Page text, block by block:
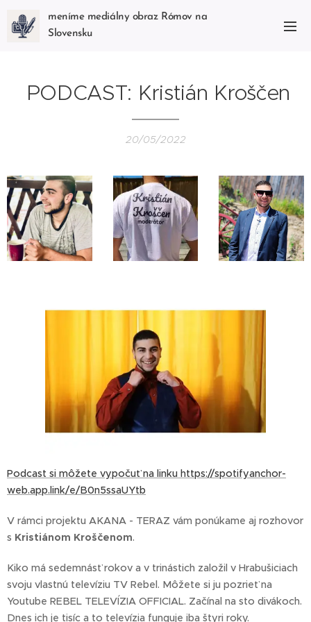
meníme mediálny obraz Rómov na
Slovensku
PODCAST: Kristián Kroščen
20/05/2022
Podcast si môžete vypočuť na linku https://spotifyanchor-
web.app.link/e/B0n5ssaUYtb
V rámci projektu AKANA - TERAZ vám ponúkame aj rozhovor
s Kristiánom Kroščenom.
Kiko má sedemnásť rokov a v trinástich založil v Hrabušiciach
svoju vlastnú televíziu TV Rebel. Môžete si ju pozrieť na
Youtube REBEL TELEVÍZIA OFFICIAL. Začínal na sto divákoch.
Dnes ich je tisíc a to televízia funguje iba štyri roky.